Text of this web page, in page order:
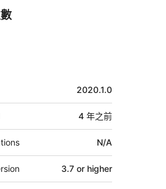
2020.1.0
4 年之前
N/A
3.7 or higher